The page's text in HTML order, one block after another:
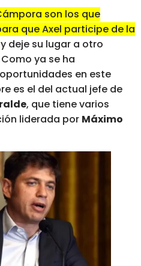
son los que
que Axel participe de la
y deje su lugar a otro
ya se ha
en este
es el del actual jefe de
, que tiene varios
liderada por Máximo